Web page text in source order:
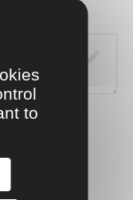
to